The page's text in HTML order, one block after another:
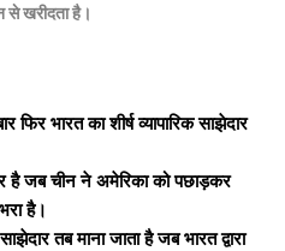
से खरीदता है।
फिर भारत का शीर्ष व्यापारिक साझेदार
है जब चीन ने अमेरिका को पछाड़कर
है।
तब माना जाता है जब भारत द्वारा